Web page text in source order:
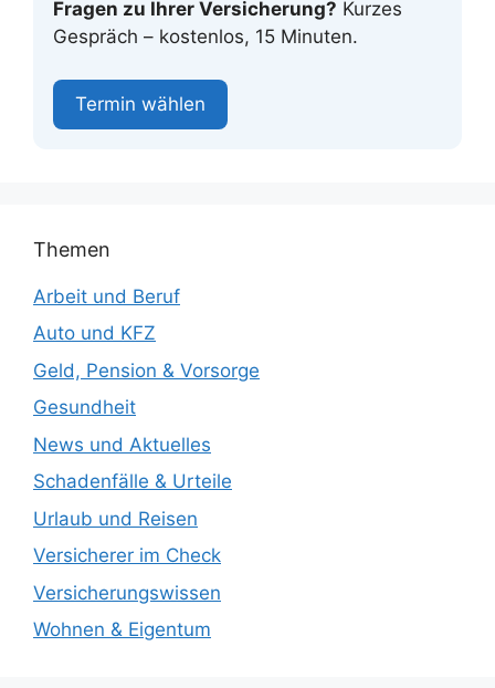
Fragen zu Ihrer Versicherung? Kurzes
Gespräch – kostenlos, 15 Minuten.
Termin wählen
Themen
Arbeit und Beruf
Auto und KFZ
Geld, Pension & Vorsorge
Gesundheit
News und Aktuelles
Schadenfälle & Urteile
Urlaub und Reisen
Versicherer im Check
Versicherungswissen
Wohnen & Eigentum